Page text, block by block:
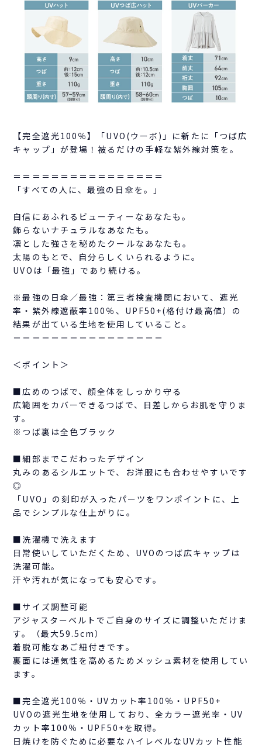
【完全遮光100％】「UVO(ウーボ)」に新たに「つば広
キャップ」が登場！被るだけの手軽な紫外線対策を。
＝＝＝＝＝＝＝＝＝＝＝＝＝＝＝＝
「すべての人に、最強の日傘を。」
自信にあふれるビューティーなあなたも。
飾らないナチュラルなあなたも。
凛とした強さを秘めたクールなあなたも。
太陽のもとで、自分らしくいられるように。
UVOは「最強」であり続ける。
※最強の日傘／最強：第三者検査機関において、遮光
率・紫外線遮蔽率100％、UPF50+(格付け最高値）の
結果が出ている生地を使用していること。
＝＝＝＝＝＝＝＝＝＝＝＝＝＝＝＝
＜ポイント＞
■広めのつばで、顔全体をしっかり守る
広範囲をカバーできるつばで、日差しからお肌を守りま
す。
※つば裏は全色ブラック
■細部までこだわったデザイン
丸みのあるシルエットで、お洋服にも合わせやすいです
◎
「UVO」の刻印が入ったパーツをワンポイントに、上
品でシンプルな仕上がりに。
■洗濯機で洗えます
日常使いしていただくため、UVOのつば広キャップは
洗濯可能。
汗や汚れが気になっても安心です。
■サイズ調整可能
アジャスターベルトでご自身のサイズに調整いただけま
す。（最大59.5cm）
着脱可能なあご紐付きです。
裏面には通気性を高めるためメッシュ素材を使用してい
ます。
■完全遮光100％・UVカット率100％・UPF50+
UVOの遮光生地を使用しており、全カラー遮光率・UV
カット率100％・UPF50+を取得。
日焼けを防ぐために必要なハイレベルなUVカット性能